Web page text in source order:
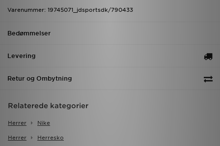
Varenummer: 19745071_jdsportsdk/790433
Bedømmelser
Levering
Retur og Ombytning
Relaterede kategorier
Herrer Nike
Herrer Herresko